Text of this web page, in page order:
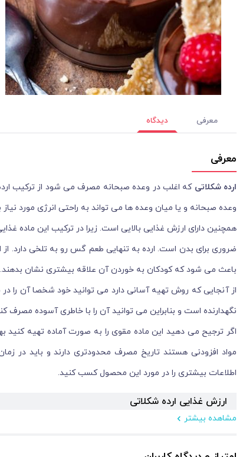
معرفی دیدگاه
معرفی
ارده شکلاتی که اغلب در وعده صبحانه مصرف می شود از ترکیب
وعده صبحانه و یا میان وعده ها می تواند به راحتی انرژی مورد نیاز
همچنین دارای ارزش غذایی بالایی است. زیرا در ترکیب این ماده
ضروری برای بدن است. ارده به تنهایی طعم گس رو به تلخی دارد.
باعث می شود که کودکان به خوردن آن علاقه بیشتری نشان بدهند.
از آنجایی که روش تهیه آسانی دارد می توانید خود شخصا آن را
نگهدارنده است و بنابراین می توانید آن را با خاطری آسوده مصرف
اگر ترجیح می دهید این ماده مقوی را به صورت آماده تهیه کنید
مواد افزودنی هستند تاریخ مصرف محدودتری دارند و باید در
اطلاعات بیشتری را در مورد این محصول کسب کنید.
ارزش غذایی ارده شکلاتی
آسیاب شدن دانه های برشته کنجد به دست می آید. بنابراین خواص
مشاهده بیشتر